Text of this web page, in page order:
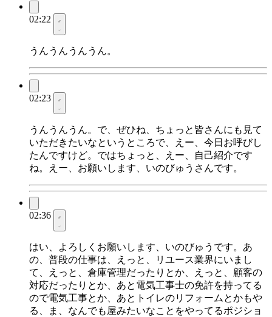
02:22
うんうんうんうん。
02:23
うんうんうん。で、ぜひね、ちょっと皆さんにも見て
いただきたいなというところで、えー、今日お呼びし
たんですけど。ではちょっと、えー、自己紹介です
ね。えー、お願いします、いのびゅうさんです。
02:36
はい、よろしくお願いします、いのびゅうです。あ
の、普段の仕事は、えっと、リユース業界にいまし
て、えっと、倉庫管理だったりとか、えっと、顧客の
対応だったりとか、あと電気工事士の免許を持ってる
ので電気工事とか、あとトイレのリフォームとかもや
る、ま、なんでも屋みたいなことをやってるポジショ